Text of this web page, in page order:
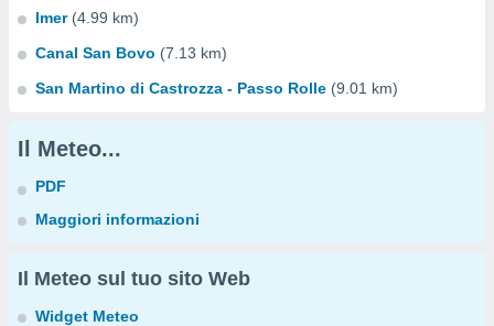
Imer (4.99 km)
Canal San Bovo (7.13 km)
San Martino di Castrozza - Passo Rolle (9.01 km)
Il Meteo...
PDF
Maggiori informazioni
Il Meteo sul tuo sito Web
Widget Meteo